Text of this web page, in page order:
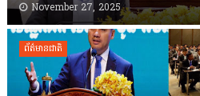
November 27, 2025
ព័ត៌មានជាតិ